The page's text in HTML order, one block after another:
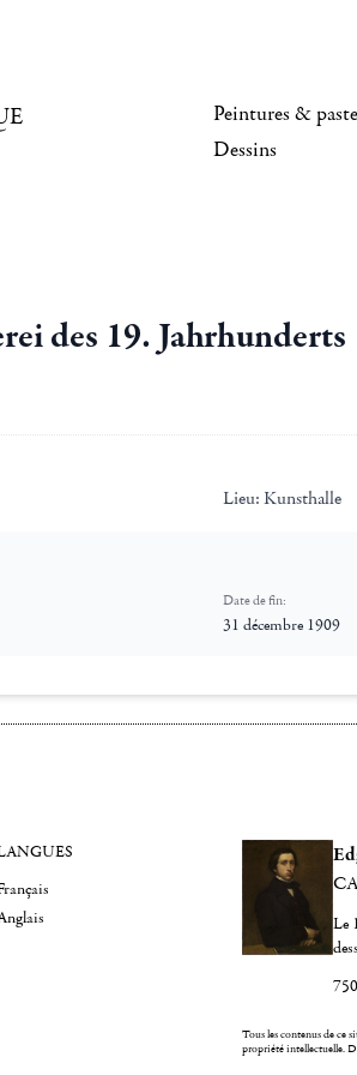
Peintures &
Dessins
des 19. Jahrhunderts
Lieu: Kunsthalle
Date de fin:
31 décembre 1909
Le
Tous les contenus de ce
propriété intellectuelle.